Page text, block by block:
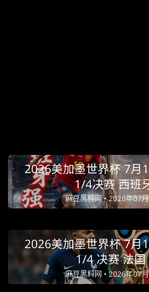
2026美加墨世界杯 7月
1/4决赛
麻豆黑料网 •2026年07
2026美加墨世界杯 7月
1/4 决
麻豆黑料网 • 2026年07